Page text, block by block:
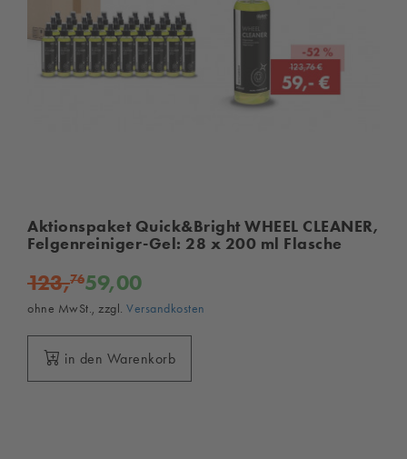
Aktionspaket Quick&Bright WHEEL CLEANER,
Felgenreiniger-Gel: 28 x 200 ml Flasche
123,7659,00
ohne MwSt., zzgl. Versandkosten
in den Warenkorb